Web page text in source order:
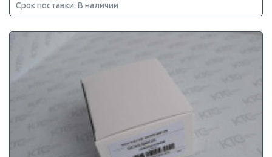
Срок поставки: В наличии